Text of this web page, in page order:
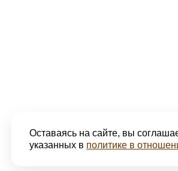
Оставаясь на сайте, вы
указанных в политике в